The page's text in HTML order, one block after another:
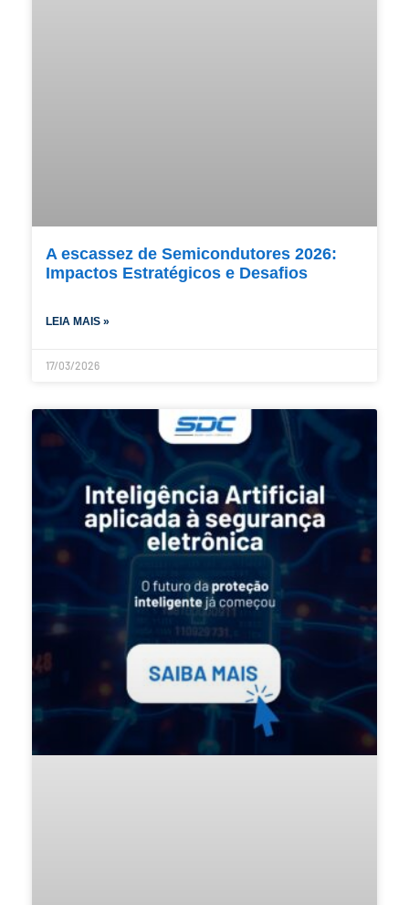
A escassez de Semicondutores 2026:
Impactos Estratégicos e Desafios
LEIA MAIS »
17/03/2026